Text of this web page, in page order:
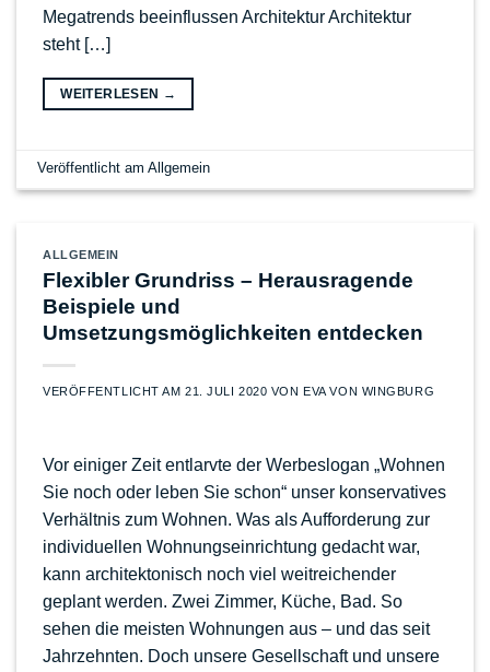
Megatrends beeinflussen Architektur Architektur
steht […]
WEITERLESEN →
Veröffentlicht amAllgemein
ALLGEMEIN
Flexibler Grundriss – Herausragende
Beispiele und
Umsetzungsmöglichkeiten entdecken
VERÖFFENTLICHT AM21. JULI 2020 VONEVA VON WINGBURG
Vor einiger Zeit entlarvte der Werbeslogan „Wohnen
Sie noch oder leben Sie schon“ unser konservatives
Verhältnis zum Wohnen. Was als Aufforderung zur
individuellen Wohnungseinrichtung gedacht war,
kann architektonisch noch viel weitreichender
geplant werden. Zwei Zimmer, Küche, Bad. So
sehen die meisten Wohnungen aus – und das seit
Jahrzehnten. Doch unsere Gesellschaft und unsere